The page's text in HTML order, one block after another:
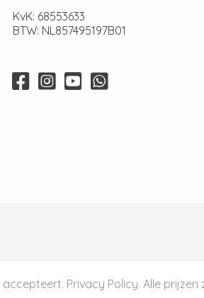
KvK: 68553633
BTW: NL857495197B01
accepteert. Privacy Policy. Alle prijzen